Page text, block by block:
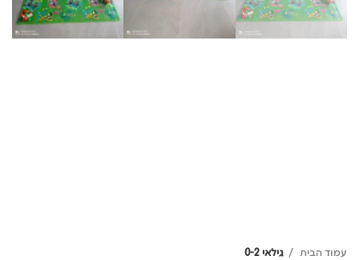
עמוד הבית גילאי 0-2